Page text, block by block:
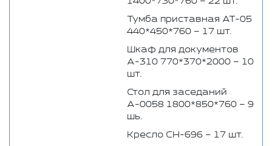
Тумба приставная АТ-05
440*450*760 – 17 шт.
Шкаф для документов
А-310 770*370*2000 – 10
шт.
Стол для заседаний
А-0058 1800*850*760 – 9
шь.
Кресло СН-696 – 17 шт.